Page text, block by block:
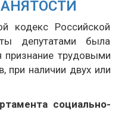
кодекс Российской
депутатами была
признание трудовыми
при наличии двух или
социально-